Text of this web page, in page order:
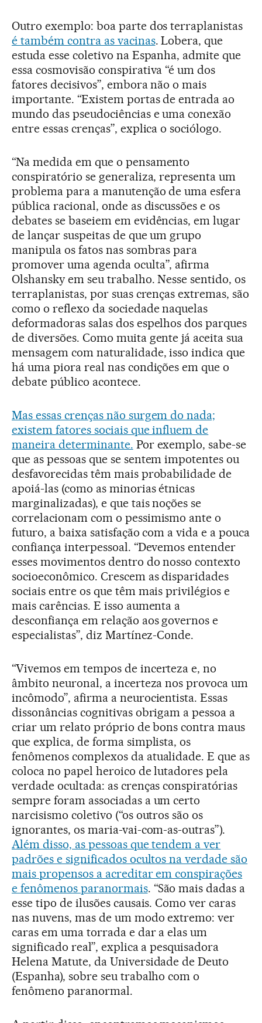
Outro exemplo: boa parte dos terraplanistas
é também contra as vacinas. Lobera, que
estuda esse coletivo na Espanha, admite que
essa cosmovisão conspirativa “é um dos
fatores decisivos”, embora não o mais
importante. “Existem portas de entrada ao
mundo das pseudociências e uma conexão
entre essas crenças”, explica o sociólogo.
“Na medida em que o pensamento
conspiratório se generaliza, representa um
problema para a manutenção de uma esfera
pública racional, onde as discussões e os
debates se baseiem em evidências, em lugar
de lançar suspeitas de que um grupo
manipula os fatos nas sombras para
promover uma agenda oculta”, afirma
Olshansky em seu trabalho. Nesse sentido, os
terraplanistas, por suas crenças extremas, são
como o reflexo da sociedade naquelas
deformadoras salas dos espelhos dos parques
de diversões. Como muita gente já aceita sua
mensagem com naturalidade, isso indica que
há uma piora real nas condições em que o
debate público acontece.
Mas essas crenças não surgem do nada;
existem fatores sociais que influem de
maneira determinante. Por exemplo, sabe-se
que as pessoas que se sentem impotentes ou
desfavorecidas têm mais probabilidade de
apoiá-las (como as minorias étnicas
marginalizadas), e que tais noções se
correlacionam com o pessimismo ante o
futuro, a baixa satisfação com a vida e a pouca
confiança interpessoal. “Devemos entender
esses movimentos dentro do nosso contexto
socioeconômico. Crescem as disparidades
sociais entre os que têm mais privilégios e
mais carências. E isso aumenta a
desconfiança em relação aos governos e
especialistas”, diz Martínez-Conde.
“Vivemos em tempos de incerteza e, no
âmbito neuronal, a incerteza nos provoca um
incômodo”, afirma a neurocientista. Essas
dissonâncias cognitivas obrigam a pessoa a
criar um relato próprio de bons contra maus
que explica, de forma simplista, os
fenômenos complexos da atualidade. E que as
coloca no papel heroico de lutadores pela
verdade ocultada: as crenças conspiratórias
sempre foram associadas a um certo
narcisismo coletivo (“os outros são os
ignorantes, os maria-vai-com-as-outras”).
Além disso, as pessoas que tendem a ver
padrões e significados ocultos na verdade são
mais propensos a acreditar em conspirações
e fenômenos paranormais. “São mais dadas a
esse tipo de ilusões causais. Como ver caras
nas nuvens, mas de um modo extremo: ver
caras em uma torrada e dar a elas um
significado real”, explica a pesquisadora
Helena Matute, da Universidade de Deuto
(Espanha), sobre seu trabalho com o
fenômeno paranormal.